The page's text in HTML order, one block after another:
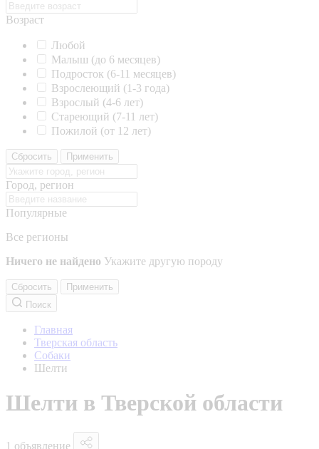
Возраст
Любой
Малыш (до 6 месяцев)
Подросток (6-11 месяцев)
Взрослеющий (1-3 года)
Взрослый (4-6 лет)
Стареющий (7-11 лет)
Пожилой (от 12 лет)
Сбросить Применить
Город, регион
Популярные
Все регионы
Ничего не найдено Укажите другую породу
Сбросить
Применить
Поиск
Главная
Тверская область
Собаки
Шелти
Шелти в Тверской области
1 объявление